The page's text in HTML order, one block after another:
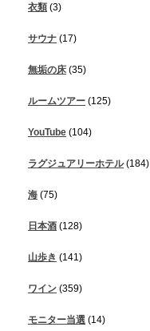
衣類 (3)
サウナ (17)
無垢の床 (35)
ルームツアー (125)
YouTube (104)
ラグジュアリーホテル(184)
海 (75)
日本酒 (128)
山歩き (141)
ワイン (359)
モニター当選 (14)